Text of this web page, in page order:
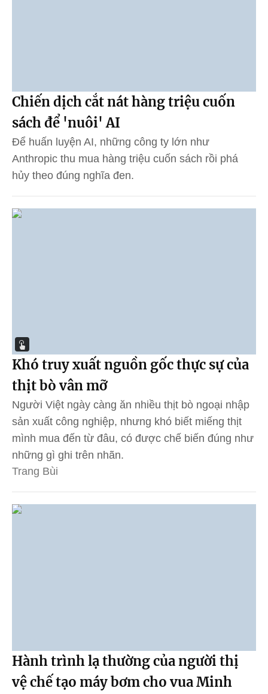
Chiến dịch cắt nát hàng triệu cuốn
sách để 'nuôi' AI
Để huấn luyện AI, những công ty lớn như
Anthropic thu mua hàng triệu cuốn sách rồi phá
hủy theo đúng nghĩa đen.
Khó truy xuất nguồn gốc thực sự của
thịt bò vân mỡ
Người Việt ngày càng ăn nhiều thịt bò ngoại nhập
sản xuất công nghiệp, nhưng khó biết miếng thịt
mình mua đến từ đâu, có được chế biến đúng như
những gì ghi trên nhãn.
Trang Bùi
Hành trình lạ thường của người thị
vệ chế tạo máy bơm cho vua Minh